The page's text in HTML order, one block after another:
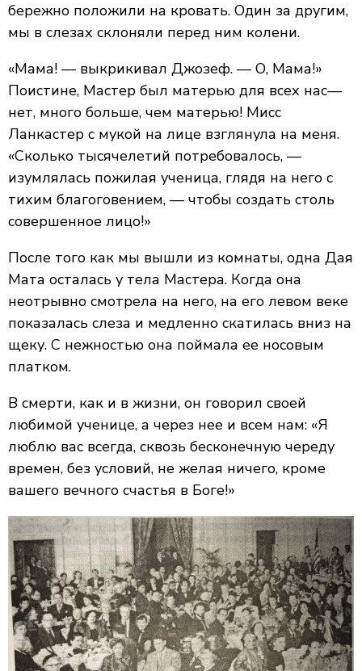
бережно положили на кровать. Один за другим,
мы в слезах склоняли перед ним колени.
«Мама! — выкрикивал Джозеф. — О, Мама!»
Поистине, Мастер был матерью для всех нас—
нет, много больше, чем матерью! Мисс
Ланкастер с мукой на лице взглянула на меня.
«Сколько тысячелетий потребовалось, —
изумлялась пожилая ученица, глядя на него с
тихим благоговением, — чтобы создать столь
совершенное лицо!»
После того как мы вышли из комнаты, одна Дая
Мата осталась у тела Мастера. Когда она
неотрывно смотрела на него, на его левом веке
показалась слеза и медленно скатилась вниз на
щеку. С нежностью она поймала ее носовым
платком.
В смерти, как и в жизни, он говорил своей
любимой ученице, а через нее и всем нам: «Я
люблю вас всегда, сквозь бесконечную череду
времен, без условий, не желая ничего, кроме
вашего вечного счастья в Боге!»